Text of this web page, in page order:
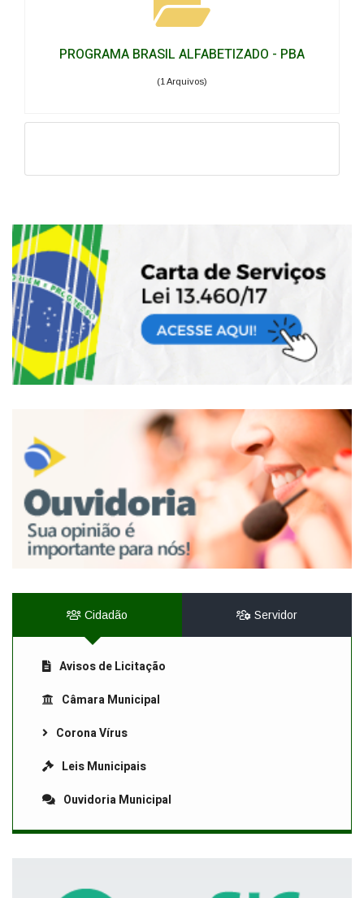
PROGRAMA BRASIL ALFABETIZADO - PBA
(1 Arquivos)
Cidadão Servidor
Avisos de Licitação
Câmara Municipal
Corona Vírus
Leis Municipais
Ouvidoria Municipal